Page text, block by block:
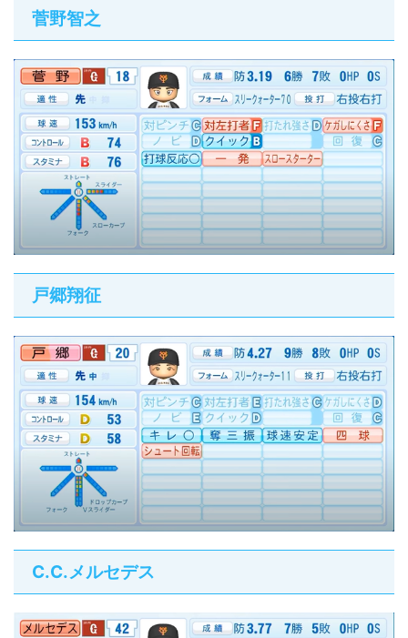
菅野智之
戸郷翔征
C.C.メルセデス